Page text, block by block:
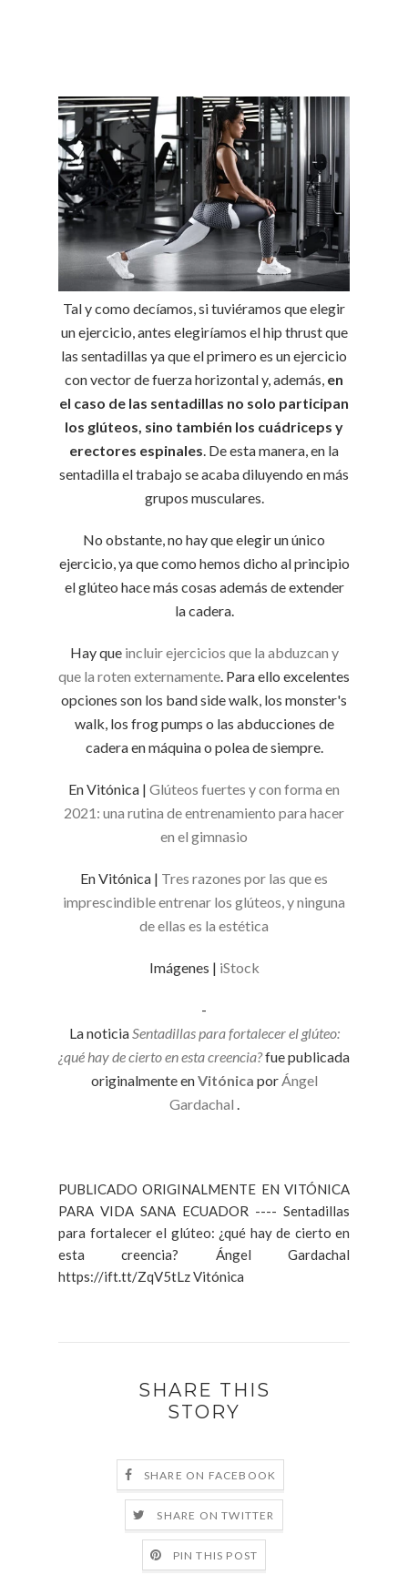
Tal y como decíamos, si tuviéramos que elegir
un ejercicio, antes elegiríamos el hip thrust que
las sentadillas ya que el primero es un ejercicio
con vector de fuerza horizontal y, además, en
el caso de las sentadillas no solo participan
los glúteos, sino también los cuádriceps y
erectores espinales . De esta manera, en la
sentadilla el trabajo se acaba diluyendo en más
grupos musculares.
No obstante, no hay que elegir un único
ejercicio, ya que como hemos dicho al principio
el glúteo hace más cosas además de extender
la cadera.
Hay que incluir ejercicios que la abduzcan y
que la roten externamente . Para ello excelentes
opciones son los band side walk, los monster's
walk, los frog pumps o las abducciones de
cadera en máquina o polea de siempre.
En Vitónica | Glúteos fuertes y con forma en
2021: una rutina de entrenamiento para hacer
en el gimnasio
En Vitónica | Tres razones por las que es
imprescindible entrenar los glúteos, y ninguna
de ellas es la estética
Imágenes | iStock
-
La noticia Sentadillas para fortalecer el glúteo:
¿qué hay de cierto en esta creencia?fue publicada
originalmente enVitónica por Ángel
Gardachal
PUBLICADO ORIGINALMENTE EN VITÓNICA
PARA VIDA SANA ECUADOR ---- Sentadillas
para fortalecer el glúteo: ¿qué hay de cierto en
esta creencia? Ángel Gardachal
https://ift.tt/ZqV5tLz Vitónica
SHARE THIS
STORY
SHARE ON FACEBOOK
SHARE ON TWITTER
PIN THIS POST